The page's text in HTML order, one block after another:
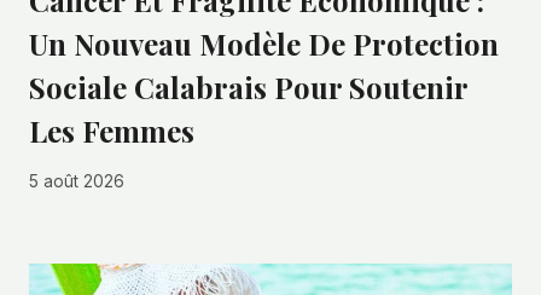
Un Nouveau Modèle De Protection
Sociale Calabrais Pour Soutenir
Les Femmes
5 août 2026